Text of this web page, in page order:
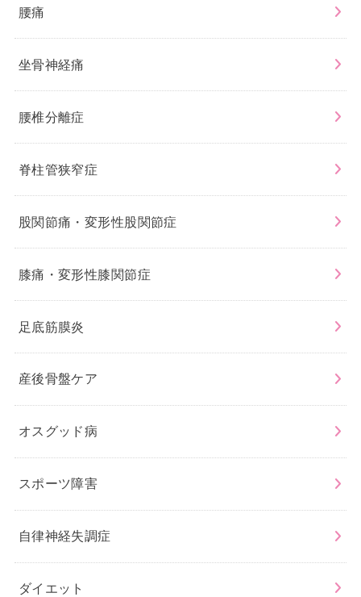
腰痛
坐骨神経痛
腰椎分離症
脊柱管狭窄症
股関節痛・変形性股関節症
膝痛・変形性膝関節症
足底筋膜炎
産後骨盤ケア
オスグッド病
スポーツ障害
自律神経失調症
ダイエット